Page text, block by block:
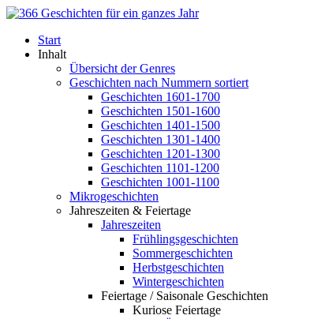
Start
Inhalt
Übersicht der Genres
Geschichten nach Nummern sortiert
Geschichten 1601-1700
Geschichten 1501-1600
Geschichten 1401-1500
Geschichten 1301-1400
Geschichten 1201-1300
Geschichten 1101-1200
Geschichten 1001-1100
Mikrogeschichten
Jahreszeiten & Feiertage
Jahreszeiten
Frühlingsgeschichten
Sommergeschichten
Herbstgeschichten
Wintergeschichten
Feiertage / Saisonale Geschichten
Kuriose Feiertage